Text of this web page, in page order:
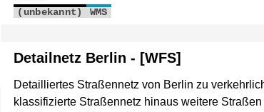
(unbekannt) WMS
Detailnetz Berlin - [WFS]
Detailliertes Straßennetz von Berlin zu
klassifizierte Straßennetz hinaus weitere